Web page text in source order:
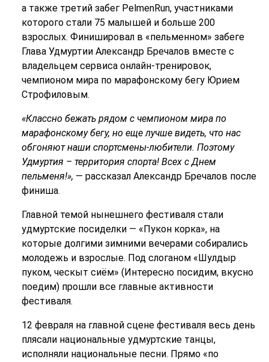
а также третий забег PelmenRun, участниками
которого стали 75 малышей и больше 200
взрослых. Финишировал в «пельменном» забеге
Глава Удмуртии Александр Бречалов вместе с
владельцем сервиса онлайн-тренировок,
чемпионом мира по марафонскому бегу Юрием
Строфиловым.
«Классно бежать рядом с чемпионом мира по
марафонскому бегу, но еще лучше видеть, что нас
обгоняют наши спортсмены-любители. Поэтому
Удмуртия – территория спорта! Всех с Днем
пельменя!», — рассказал Александр Бречалов после
финиша.
Главной темой нынешнего фестиваля стали
удмуртские посиделки — «Пукон корка», на
которые долгими зимними вечерами собирались
молодежь и взрослые. Под слоганом «Шулдыр
пуком, ческыт сиём» (Интересно посидим, вкусно
поедим) прошли все главные активности
фестиваля.
12 февраля на главной сцене фестиваля весь день
плясали национальные удмуртские танцы,
исполняли национальные песни. Прямо «по